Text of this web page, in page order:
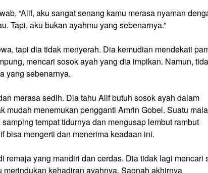
“Alif, aku sangat senang kamu merasa nyaman
Tapi, aku bukan ayahmu yang sebenarnya.”
tapi dia tidak menyerah. Dia kemudian mendekati
mencari sosok ayah yang dia impikan. Namun,
yang sebenarnya.
merasa sedih. Dia tahu Alif butuh sosok ayah dalam
mudah menemukan pengganti Amrin Gobel. Suatu
tempat tidurnya dan mengusap lembut rambut
bisa mengerti dan menerima keadaan ini.
remaja yang mandiri dan cerdas. Dia tidak lagi mencari
kehadiran ayahnya. Saonah akhirnya